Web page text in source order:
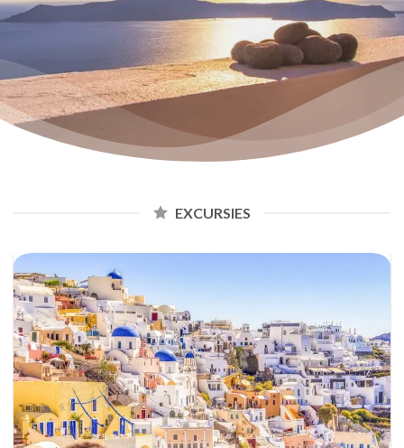
EXCURSIES